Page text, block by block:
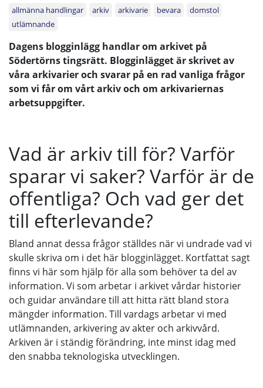
allmänna handlingar arkiv arkivarie bevara
domstol
utlämnande
Dagens blogginlägg handlar om arkivet på
Södertörns tingsrätt. Blogginlägget är skrivet av
våra arkivarier och svarar på en rad vanliga frågor
som vi får om vårt arkiv och om arkivariernas
arbetsuppgifter.
Vad är arkiv till för? Varför
sparar vi saker? Varför är de
offentliga? Och vad ger det
till efterlevande?
Bland annat dessa frågor ställdes när vi undrade vad vi
skulle skriva om i det här blogginlägget. Kortfattat sagt
finns vi här som hjälp för alla som behöver ta del av
information. Vi som arbetar i arkivet vårdar historier
och guidar användare till att hitta rätt bland stora
mängder information. Till vardags arbetar vi med
utlämnanden, arkivering av akter och arkivvård.
Arkiven är i ständig förändring, inte minst idag med
den snabba teknologiska utvecklingen.